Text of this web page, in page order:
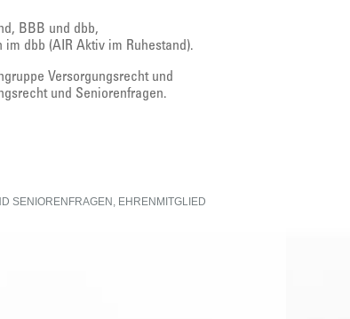
BBB und dbb,
dbb (AIR Aktiv im Ruhestand).
Versorgungsrecht und
und Seniorenfragen.
SENIORENFRAGEN, EHRENMITGLIED